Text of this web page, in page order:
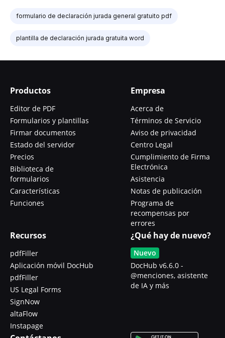
formulario de declaración jurada general gratuito pdf
plantilla de declaración jurada gratuita word
Productos
Editor de PDF
Formularios y plantillas
Firmar documentos
Estado del servidor
Precios
Biblioteca de
formularios
Características
Funciones
Empresa
Acerca de
Términos de Servicio
Aviso de privacidad
Centro Legal
Cumplimiento de Firma
Electrónica
Asistencia
Notas de publicación
Programa de
recompensas por
errores
Recursos
pdfFiller
Aplicación móvil DocHub
pdfFiller
US Legal Forms
SignNow
altaFlow
Instapage
¿Qué hay de nuevo?
Nuevo
DocHub v6.6.0 -
@menciones, asistente
de IA y más